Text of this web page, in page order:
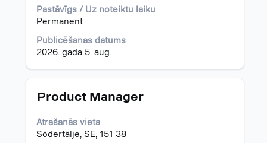
Pastāvīgs / Uz noteiktu laiku
Permanent
Publicēšanas datums
2026. gada 5. aug.
skatītu
visu
par
darba
piedāvājumu.
Amats
Product Manager
Atrašanās vieta
Södertälje, SE, 151 38
Atlasiet,
atstarpes
taustiņu,